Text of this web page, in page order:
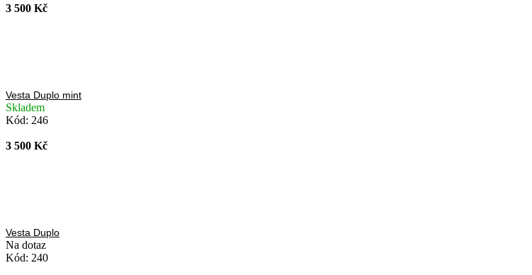
3 500 Kč
Vesta Duplo mint
Skladem
Kód: 246
3 500 Kč
Vesta Duplo
Na dotaz
Kód: 240